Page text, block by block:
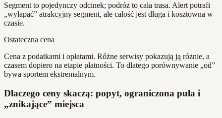
Segment to pojedynczy odcinek; podróż to cała trasa. Alert potrafi
„wyłapać” atrakcyjny segment, ale całość jest długa i kosztowna w
czasie.
Ostateczna cena
Cena z podatkami i opłatami. Różne serwisy pokazują ją różnie, a
czasem dopiero na etapie płatności. To dlatego porównywanie „od”
bywa sportem ekstremalnym.
Dlaczego ceny skaczą: popyt, ograniczona pula i
„znikające” miejsca